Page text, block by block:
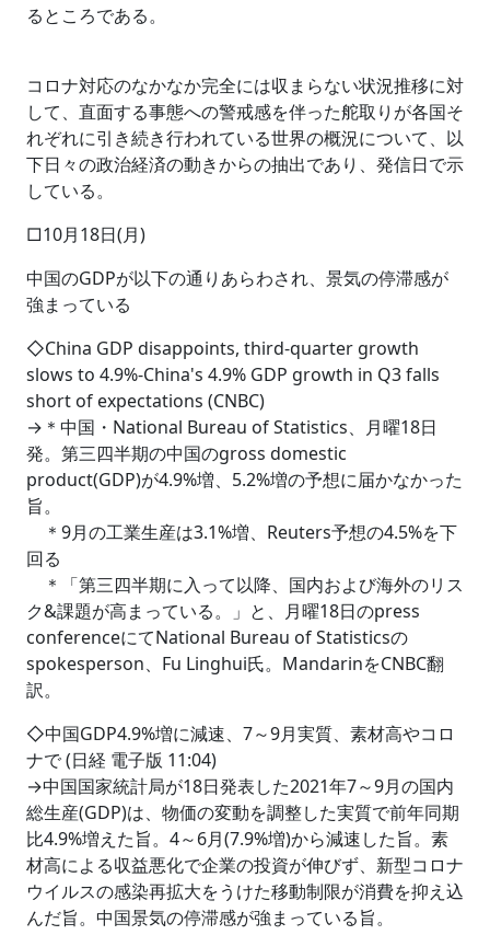
るところである。
コロナ対応のなかなか完全には収まらない状況推移に対
して、直面する事態への警戒感を伴った舵取りが各国そ
れぞれに引き続き行われている世界の概況について、以
下日々の政治経済の動きからの抽出であり、発信日で示
している。
□10月18日(月)
中国のGDPが以下の通りあらわされ、景気の停滞感が
強まっている
◇China GDP disappoints, third-quarter growth
slows to 4.9%-China's 4.9% GDP growth in Q3 falls
short of expectations (CNBC)
→＊中国・National Bureau of Statistics、月曜18日
発。第三四半期の中国のgross domestic
product(GDP)が4.9%増、5.2%増の予想に届かなかった
旨。
＊9月の工業生産は3.1%増、Reuters予想の4.5%を下
回る
＊「第三四半期に入って以降、国内および海外のリス
ク&課題が高まっている。」と、月曜18日のpress
conferenceにてNational Bureau of Statisticsの
spokesperson、Fu Linghui氏。MandarinをCNBC翻
訳。
◇中国GDP4.9%増に減速、7～9月実質、素材高やコロ
ナで (日経 電子版 11:04)
→中国国家統計局が18日発表した2021年7～9月の国内
総生産(GDP)は、物価の変動を調整した実質で前年同期
比4.9%増えた旨。4～6月(7.9%増)から減速した旨。素
材高による収益悪化で企業の投資が伸びず、新型コロナ
ウイルスの感染再拡大をうけた移動制限が消費を抑え込
んだ旨。中国景気の停滞感が強まっている旨。